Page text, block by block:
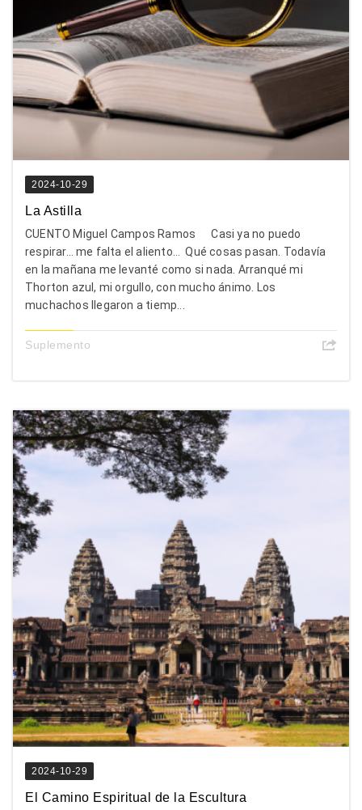
2024-10-29
La Astilla
CUENTO Miguel Campos Ramos Casi ya no puedo
respirar… me falta el aliento… Qué cosas pasan. Todavía
en la mañana me levanté como si nada. Arranqué mi
Thorton azul, mi orgullo, con mucho ánimo. Los
muchachos llegaron a tiemp...
Suplemento
2024-10-29
El Camino Espiritual de la Escultura